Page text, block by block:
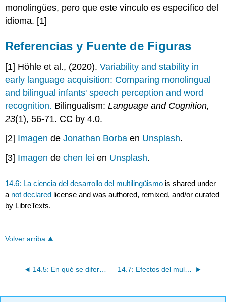
monolingües, pero que este vínculo es específico del
idioma. [1]
Referencias y Fuente de Figuras
[1] Höhle et al., (2020).Variability and stability in
early language acquisition: Comparing monolingual
and bilingual infants' speech perception and word
recognition. Bilingualism:Language and Cognition,
23(1), 56-71. CC by 4.0.
[2] ImagendeJonathan Borbaen Unsplash.
[3] Imagendechen leien Unsplash.
14.6: La ciencia del desarrollo del multilingüismo is shared under
a not declared license and was authored, remixed, and/or curated
by LibreTexts.
Volver arriba
14.5: En qué se diferencia el multilingüismo